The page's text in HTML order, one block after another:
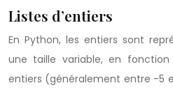
Listes d’entiers
En Python, les entiers sont
une taille variable, en
entiers (généralement entre -5